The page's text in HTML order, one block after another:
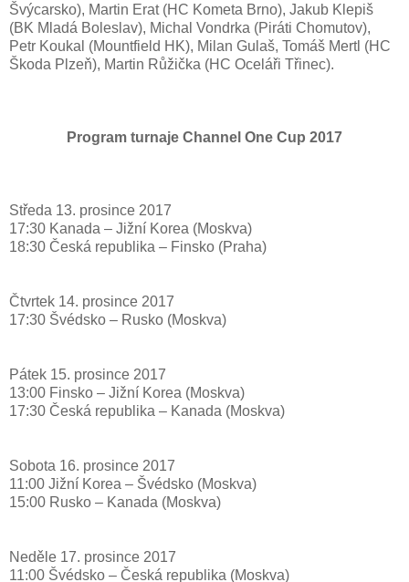
Švýcarsko), Martin Erat (HC Kometa Brno), Jakub Klepiš
(BK Mladá Boleslav), Michal Vondrka (Piráti Chomutov),
Petr Koukal (Mountfield HK), Milan Gulaš, Tomáš Mertl (HC
Škoda Plzeň), Martin Růžička (HC Oceláři Třinec).
Program turnaje Channel One Cup 2017
Středa 13. prosince 2017
17:30 Kanada – Jižní Korea (Moskva)
18:30 Česká republika – Finsko (Praha)
Čtvrtek 14. prosince 2017
17:30 Švédsko – Rusko (Moskva)
Pátek 15. prosince 2017
13:00 Finsko – Jižní Korea (Moskva)
17:30 Česká republika – Kanada (Moskva)
Sobota 16. prosince 2017
11:00 Jižní Korea – Švédsko (Moskva)
15:00 Rusko – Kanada (Moskva)
Neděle 17. prosince 2017
11:00 Švédsko – Česká republika (Moskva)